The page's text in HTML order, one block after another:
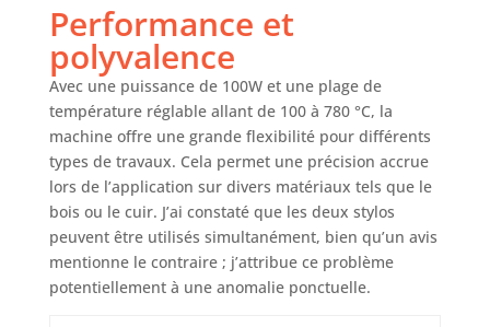
polyvalence totale
pour vos projets
✅️Régulateur de
tension sûr - Le
pyrograveur 45–
220V avec corps
ABS solide pour
sécurité et
durabilité dispose
d’un régulateur de
tension sûr avec
réglage progressif,
Performance et
polyvalence
Avec une puissance de 100W et une plage de
température réglable allant de 100 à 780 °C, la
machine offre une grande flexibilité pour différents
types de travaux. Cela permet une précision accrue
lors de l’application sur divers matériaux tels que le
bois ou le cuir. J’ai constaté que les deux stylos
peuvent être utilisés simultanément, bien qu’un avis
mentionne le contraire ; j’attribue ce problème
potentiellement à une anomalie ponctuelle.